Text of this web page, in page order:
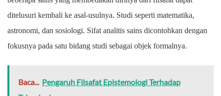
ditelusuri kembali ke asal-usulnya. Studi seperti matematika,
astronomi, dan sosiologi. Sifat analitis sains dicontohkan dengan
fokusnya pada satu bidang studi sebagai objek formalnya.
Baca... Pengaruh Filsafat Epistemologi Terhadap